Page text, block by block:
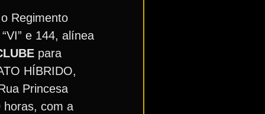
Regimento
e 144, alínea
para
HÍBRIDO,
Princesa
horas, com a